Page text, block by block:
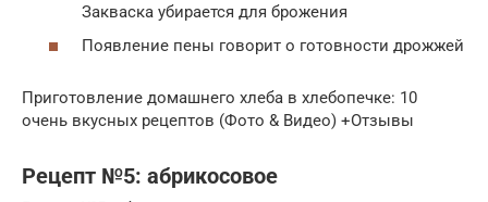
Закваска убирается для брожения
Появление пены говорит о готовности дрожжей
Приготовление домашнего хлеба в хлебопечке: 10
очень вкусных рецептов (Фото & Видео) +Отзывы
Рецепт №5: абрикосовое